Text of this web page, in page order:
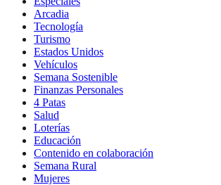
Arcadia
Tecnología
Turismo
Estados Unidos
Vehículos
Semana Sostenible
Finanzas Personales
4 Patas
Salud
Loterías
Educación
Contenido en colaboración
Semana Rural
Mujeres